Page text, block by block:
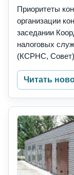
Приоритеты
организации
заседании
налоговых
(КСРНС,
Читать